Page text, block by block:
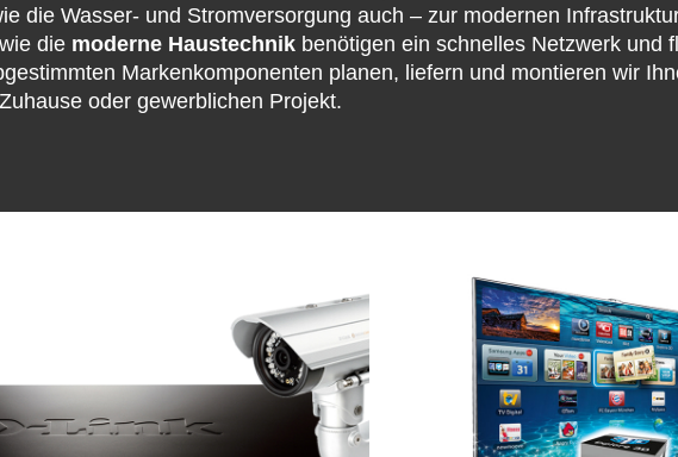
die Wasser- und Stromversorgung auch – zur modernen
die moderne Haustechnik benötigen ein schnelles Netzwerk und
Markenkomponenten planen, liefern und montieren wir
oder gewerblichen Projekt.